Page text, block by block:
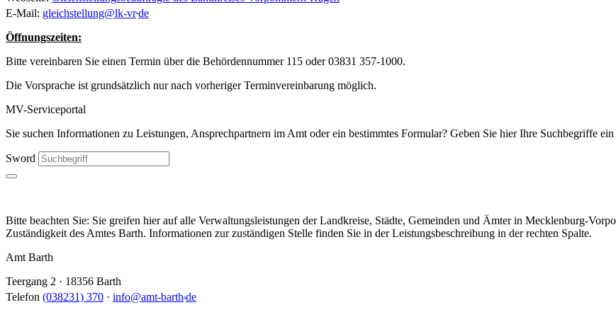
E-Mail: gleichstellung@lk-vr.de
Öffnungszeiten:
Bitte vereinbaren Sie einen Termin über die Behördennummer 115 oder 03831 357-1000.
Die Vorsprache ist grundsätzlich nur nach vorheriger Terminvereinbarung möglich.
MV-Serviceportal
Sie suchen Informationen zu Leistungen, Ansprechpartnern im Amt oder ein bestimmtes Formular? Geben Sie hier Ihre Suchbegriffe
Sword
Bitte beachten Sie: Sie greifen hier auf alle Verwaltungsleistungen der Landkreise, Städte, Gemeinden und Ämter in Mecklenburg-
Zuständigkeit des Amtes Barth. Informationen zur zuständigen Stelle finden Sie in der Leistungsbeschreibung in der rechten Spalte.
Amt Barth
Teergang 2 · 18356 Barth
Telefon (038231) 370 · info@amt-barthde